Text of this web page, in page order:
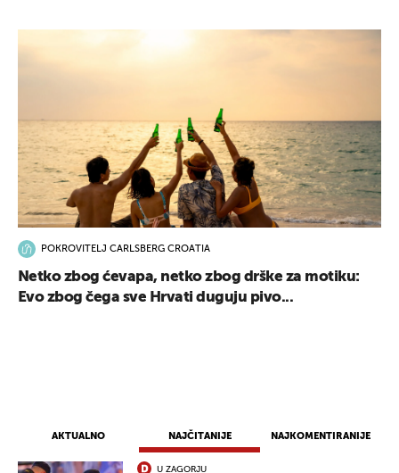
AKTUALNO NAJČITANIJE NAJKOMENTIRANIJE
U ZAGORJU
POKROVITELJ CARLSBERG CROATIA
Netko zbog ćevapa, netko zbog drške za motiku:
Evo zbog čega sve Hrvati duguju pivo...